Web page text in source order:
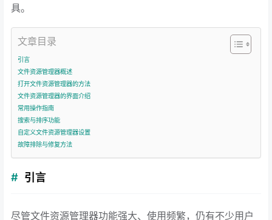
具。
文章目录
引言
文件资源管理器概述
打开文件资源管理器的方法
文件资源管理器的界面介绍
常用操作指南
搜索与排序功能
自定义文件资源管理器设置
故障排除与修复方法
引言
尽管文件资源管理器功能强大、使用频繁，仍有不少用户